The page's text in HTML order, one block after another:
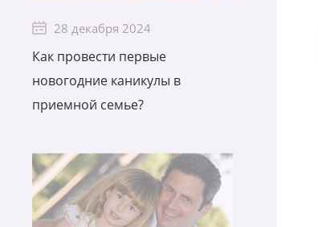
28 декабря 2024
Как провести первые
новогодние каникулы в
приемной семье?